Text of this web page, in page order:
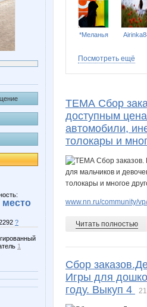
место
?
1
*Меланья
LEONOCHKA
Pantera15
Посмотреть ещё
ТЕМА Сбор
доступным
автомобили,
толокары и
www.nn.ru/community/
Читать полностью
Сбор
Игры для
году. Выкуп 4